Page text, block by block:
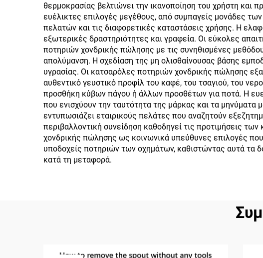
θερμοκρασίας βελτιώνει την ικανοποίηση του χρήστη
ευέλικτες επιλογές μεγέθους, από συμπαγείς μονάδες
πελατών και τις διαφορετικές καταστάσεις χρήσης. Η
εξωτερικές δραστηριότητες και γραφεία. Οι εύκολες
ποτηριών χονδρικής πώλησης με τις συνηθισμένες
απολύμανση. Η σχεδίαση της μη ολισθαίνουσας βάσης
υγρασίας. Οι κατσαρόλες ποτηριών χονδρικής πώλησης
αυθεντικό γευστικό προφίλ του καφέ, του τσαγιού, του
προσθήκη κύβων πάγου ή άλλων προσθέτων για ποτά. Η
που ενισχύουν την ταυτότητα της μάρκας και τα
εντυπωσιάζει εταιρικούς πελάτες που αναζητούν
περιβαλλοντική συνείδηση καθοδηγεί τις προτιμήσεις
χονδρικής πώλησης ως κοινωνικά υπεύθυνες επιλογές
υποδοχείς ποτηριών των οχημάτων, καθιστώντας αυτά τα
κατά τη μεταφορά.